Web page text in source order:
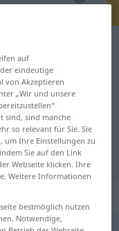
für
auf
eindeutige
von Akzeptieren
„Wir und unsere
sind, sind manche
so relevant für Sie. Sie
um Ihre Einstellungen zu
Sie auf den Link
Webseite klicken. Ihre
Weitere Informationen
bestmöglich nutzen
Notwendige,